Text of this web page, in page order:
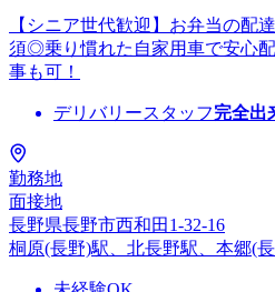
【シニア世代歓迎】お弁当の配
須◎乗り慣れた自家用車で安心
事も可！
デリバリースタッフ完全出
勤務地
面接地
長野県長野市西和田1-32-16
桐原(長野)駅、北長野駅、本郷(